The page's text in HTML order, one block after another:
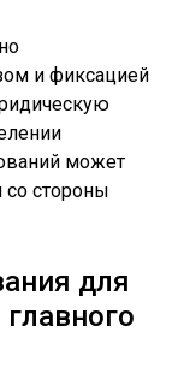
и фиксацией
может
стороны
для